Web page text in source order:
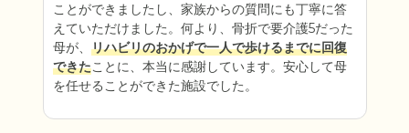
ことができましたし、家族からの質問にも丁寧に答
えていただけました。何より、骨折で要介護5だった
母が、 リハビリのおかげで一人で歩けるまでに回復
できたことに、本当に感謝しています。安心して母
を任せることができた施設でした。